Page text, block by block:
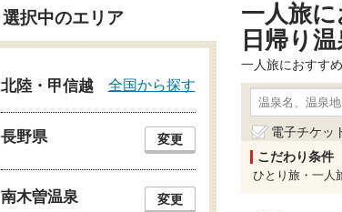
一人旅に
日帰り
一人旅におすす
電子チケッ
こだわり条件
ひとり旅・一人
選択中のエリア
北陸・甲信越 全国から探す
長野県 変更
南木曽温泉 変更